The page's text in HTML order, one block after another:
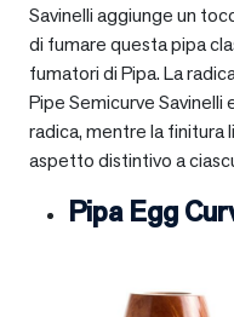
Savinelli aggiunge un
di fumare questa pipa
fumatori di Pipa. La
Pipe Semicurve
radica, mentre la finitura
aspetto distintivo a
Pipa Egg